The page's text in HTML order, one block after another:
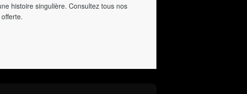
histoire singulière. Consultez tous nos